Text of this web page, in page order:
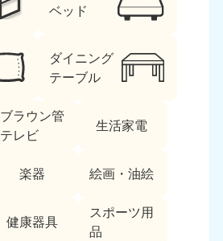
ベッド
ダイニング
テーブル
ブラウン管
テレビ
生活家電
楽器 絵画・油絵
健康器具
スポーツ用
品
北海道・東北